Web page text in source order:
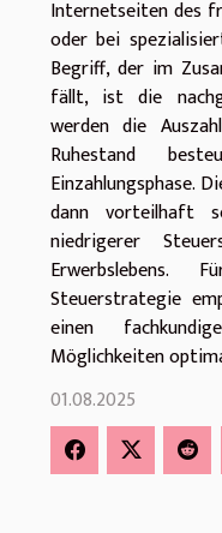
Internetseiten des
oder bei
Begriff, der im
fällt, ist die
werden die
Ruhestand
Einzahlungsphase.
dann vorteilhaft
niedrigerer
Erwerbslebens.
Steuerstrategie
einen
Möglichkeiten
01.08.2025